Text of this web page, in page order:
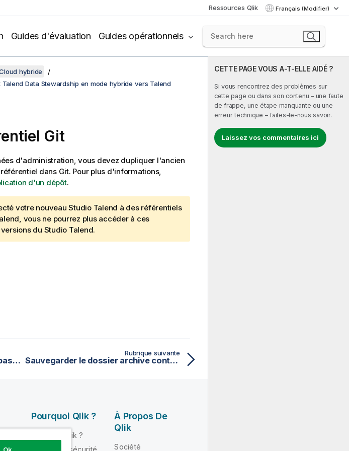
Ressources Qlik Français (Modifier)
Guides d'évaluation Guides opérationnels
CETTE PAGE VOUS A-T-ELLE AIDÉ ?
Si vous rencontrez des problèmes sur
cette page ou dans son contenu – une faute
de frappe, une étape manquante ou une
erreur technique – faites-le-nous savoir.
Laissez vos commentaires ici
hybride
Data Stewardship en mode hybride vers Talend
Git
d'administration, vous devez dupliquer l'ancien
dans Git. Pour plus d'informations,
d'un dépôt.
votre nouveauStudio Talend à des référentiels
, vous ne pourrez plus accéder à ces
du Studio Talend.
Effectuer une sauvegarde d'une base de données H2
Rubrique suivante
Sauvegarder le dossier archive contenant les tâches générées
Pourquoi Qlik ?
Pourquoi Qlik ?
Fiabilité et sécurité
À Propos De
Qlik
Société